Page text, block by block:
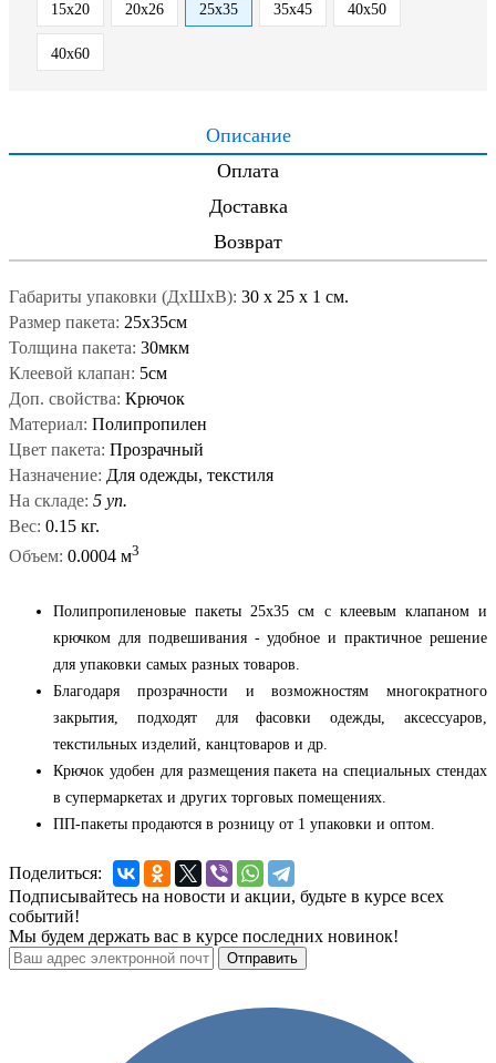
15x20 20x26 25x35 35x45 40x50
40x60
Описание
Оплата
Доставка
Возврат
Габариты упаковки (ДxШxВ): 30 x 25 x 1 см.
Размер пакета: 25x35см
Толщина пакета: 30мкм
Клеевой клапан: 5см
Доп. свойства: Крючок
Материал: Полипропилен
Цвет пакета: Прозрачный
Назначение: Для одежды, текстиля
На складе: 5 уп.
Вес: 0.15 кг.
Объем: 0.0004 м3
Полипропиленовые пакеты 25x35 см с клеевым клапаном и
крючком для подвешивания - удобное и практичное решение
для упаковки самых разных товаров.
Благодаря прозрачности и возможностям многократного
закрытия, подходят для фасовки одежды, аксессуаров,
текстильных изделий, канцтоваров и др.
Крючок удобен для размещения пакета на специальных стендах
в супермаркетах и других торговых помещениях.
ПП-пакеты продаются в розницу от 1 упаковки и оптом.
Поделиться:
Подписывайтесь на новости и акции, будьте в курсе всех
событий!
Мы будем держать вас в курсе последних новинок!